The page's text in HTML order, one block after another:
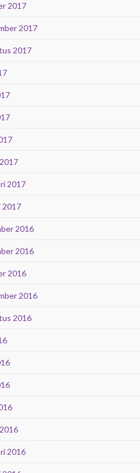
2017
2017
2017
2017
2017
2016
2016
2016
2016
2016
2016